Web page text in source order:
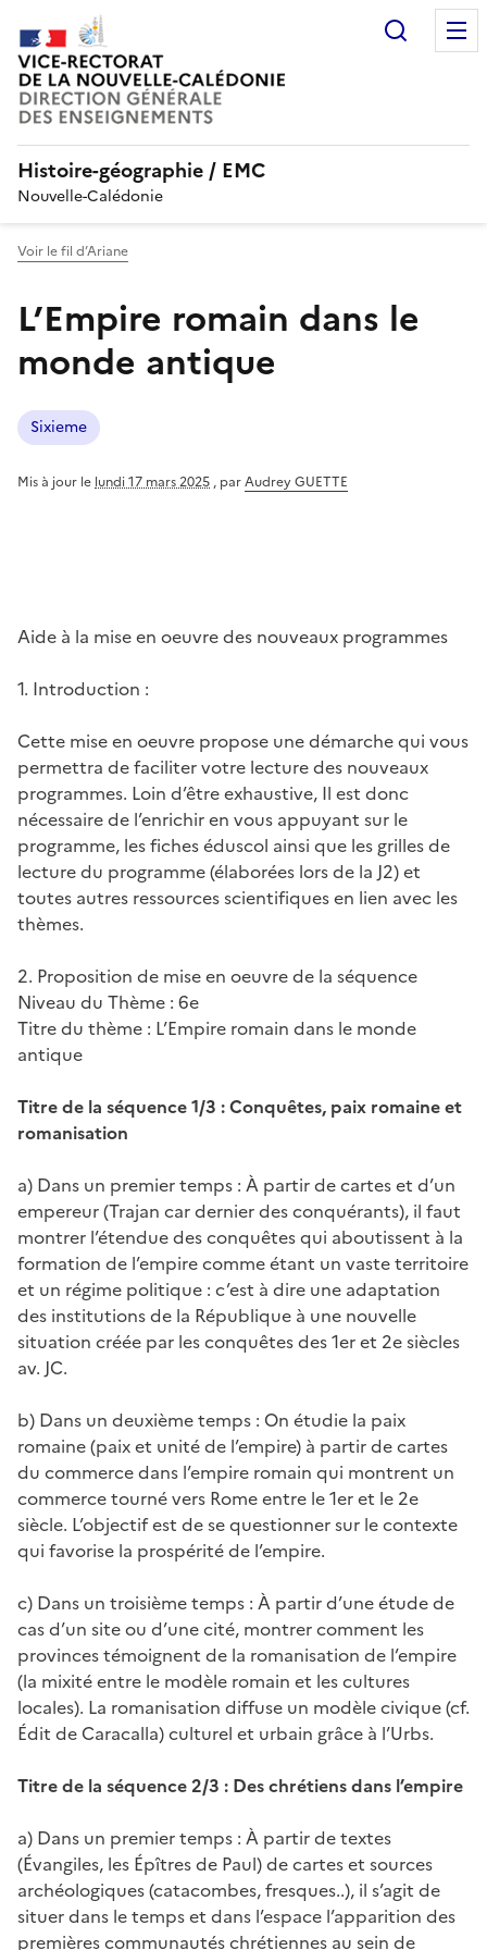
Histoire-géographie / EMC
Nouvelle-Calédonie
Voir le fil d’Ariane
L’Empire romain dans le
monde antique
Sixieme
Mis à jour le lundi 17 mars 2025 , parAudrey GUETTE
Aide à la mise en oeuvre des nouveaux programmes
1. Introduction :
Cette mise en oeuvre propose une démarche qui vous
permettra de faciliter votre lecture des nouveaux
programmes. Loin d’être exhaustive, Il est donc
nécessaire de l’enrichir en vous appuyant sur le
programme, les fiches éduscol ainsi que les grilles de
lecture du programme (élaborées lors de la J2) et
toutes autres ressources scientifiques en lien avec les
thèmes.
2. Proposition de mise en oeuvre de la séquence
Niveau du Thème : 6e
Titre du thème : L’Empire romain dans le monde
antique
Titre de la séquence 1/3 : Conquêtes, paix romaine et
romanisation
a) Dans un premier temps : À partir de cartes et d’un
empereur (Trajan car dernier des conquérants), il faut
montrer l’étendue des conquêtes qui aboutissent à la
formation de l’empire comme étant un vaste territoire
et un régime politique : c’est à dire une adaptation
des institutions de la République à une nouvelle
situation créée par les conquêtes des 1er et 2e siècles
av. JC.
b) Dans un deuxième temps : On étudie la paix
romaine (paix et unité de l’empire) à partir de cartes
du commerce dans l’empire romain qui montrent un
commerce tourné vers Rome entre le 1er et le 2e
siècle. L’objectif est de se questionner sur le contexte
qui favorise la prospérité de l’empire.
c) Dans un troisième temps : À partir d’une étude de
cas d’un site ou d’une cité, montrer comment les
provinces témoignent de la romanisation de l’empire
(la mixité entre le modèle romain et les cultures
locales). La romanisation diffuse un modèle civique (cf.
Édit de Caracalla) culturel et urbain grâce à l’Urbs.
Titre de la séquence 2/3 : Des chrétiens dans l’empire
a) Dans un premier temps : À partir de textes
(Évangiles, les Épîtres de Paul) de cartes et sources
archéologiques (catacombes, fresques..), il s’agit de
situer dans le temps et dans l’espace l’apparition des
premières communautés chrétiennes au sein de